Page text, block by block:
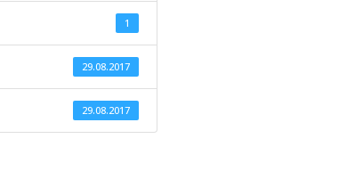
1
29.08.2017
29.08.2017